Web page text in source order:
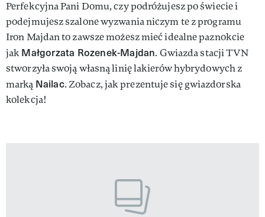
Perfekcyjna Pani Domu, czy podróżujesz po świecie i
podejmujesz szalone wyzwania niczym te z programu
Iron Majdan to zawsze możesz mieć idealne paznokcie
jakMałgorzata Rozenek-Majdan. Gwiazda stacji TVN
stworzyła swoją własną linię lakierów hybrydowych z
marką Nailac. Zobacz, jak prezentuje się gwiazdorska
kolekcja!